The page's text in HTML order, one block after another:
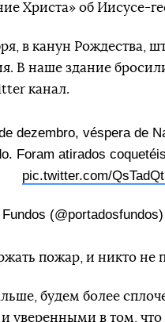
Христа» об Иисусе-
в канун Рождества,
В наше здание
канал.
dezembro, véspera de
Foram atirados
pic.twitter.com/
(@portadosfundos)
пожар, и никто не
будем более
уверенными в том, что